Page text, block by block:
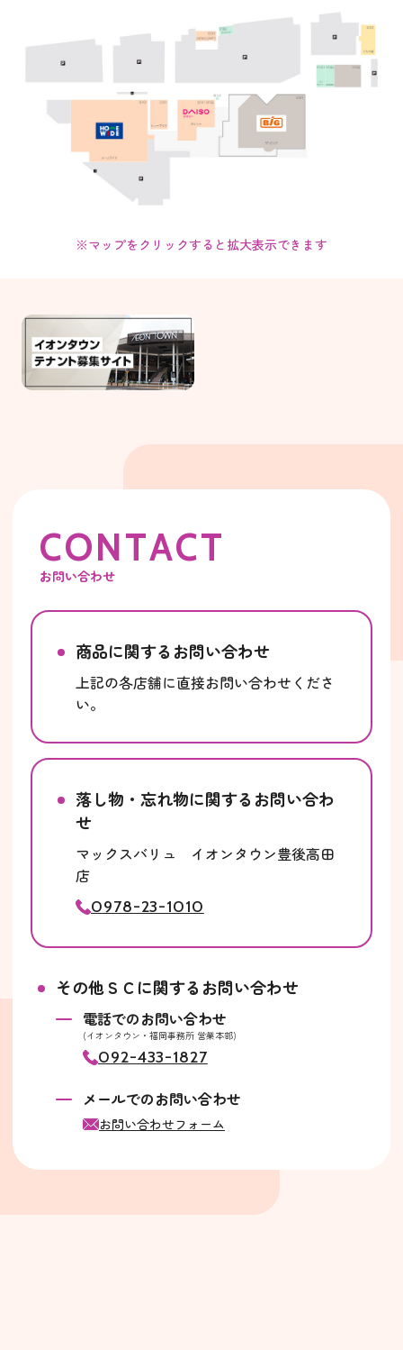
※マップをクリックすると拡大表示できます
CONTACT
お問い合わせ
商品に関するお問い合わせ
上記の各店舗に直接お問い合わせくださ
い。
落し物・忘れ物に関するお問い合わ
せ
マックスバリュ イオンタウン豊後高田
店
0978-23-1010
その他ＳＣに関するお問い合わせ
電話でのお問い合わせ
(イオンタウン・福岡事務所 営業本部)
092-433-1827
メールでのお問い合わせ
お問い合わせフォーム